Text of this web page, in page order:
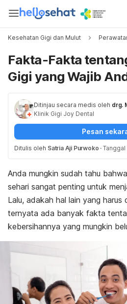
Kesehatan Gigi dan Mulut
Fakta-Fakta
Gigi yang Wajib
Ditinjau secara medis oleh drg.
Klinik Gigi Joy Dental
Pesan
Ditulis oleh Satria Aji Purwoko ·
Anda mungkin sudah tahu
sehari sangat penting untuk
Lalu, adakah hal lain yang harus
ternyata ada banyak fakta
kebersihannya yang mungkin